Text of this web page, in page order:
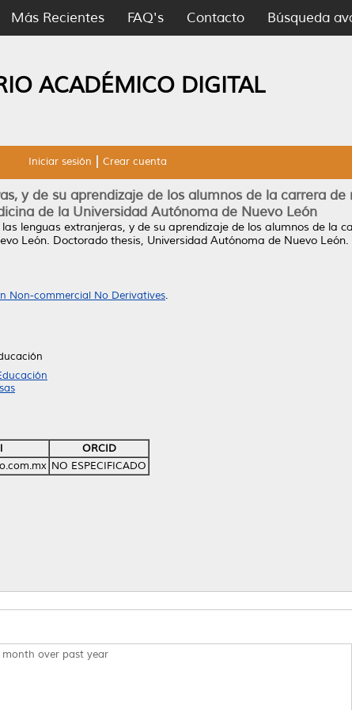
Más Recientes FAQ's Contacto Búsqueda
ACADÉMICO DIGITAL
Iniciar sesión Crear cuenta
y de su aprendizaje de los alumnos de la carrera
de la Universidad Autónoma de Nuevo León
lenguas extranjeras, y de su aprendizaje de los alumnos de la
León. Doctorado thesis, Universidad Autónoma de Nuevo León.
Non-commercial No Derivatives.
ORCID
NO ESPECIFICADO
over past year